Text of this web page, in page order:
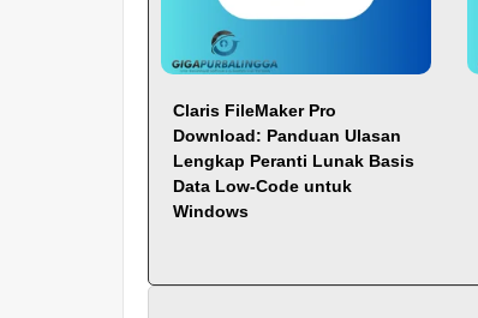
Claris FileMaker Pro
Download: Panduan Ulasan
Lengkap Peranti Lunak Basis
Data Low-Code untuk
Windows